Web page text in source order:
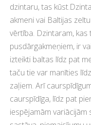
dzintaru, tas
akmeni vai Baltijas
vērtība. Dzintaram, kas
pusdārgakmeņiem, ir
izteikti baltas līdz pat
taču tie var manīties
zaļiem. Arī
caurspīdīga, līdz pat
iespējamām variācijām